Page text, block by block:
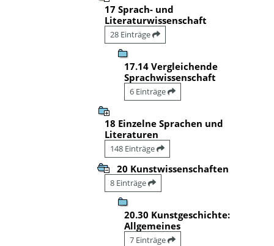
17 Sprach- und
Literaturwissenschaft
28 Einträge
17.14 Vergleichende
Sprachwissenschaft
6 Einträge
18 Einzelne Sprachen und
Literaturen
148 Einträge
20 Kunstwissenschaften
8 Einträge
20.30 Kunstgeschichte:
Allgemeines
7 Einträge